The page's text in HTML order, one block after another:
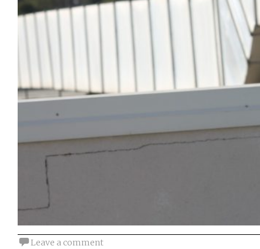
Leave a comment